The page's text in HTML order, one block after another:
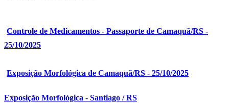
Controle de Medicamentos - Passaporte de Camaquã/RS -
25/10/2025
Exposição Morfológica de Camaquã/RS - 25/10/2025
Exposição Morfológica - Santiago / RS